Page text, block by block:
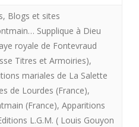
, Blogs et sites
Supplique à Dieu
royale de Fontevraud
Titres et Armoiries),
mariales de La Salette
de Lourdes (France),
(France), Apparitions
L.G.M. ( Louis Gouyon